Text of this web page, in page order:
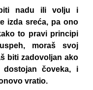
nadu ili volju i
izda sreća, pa ono
to pravi principi
moraš svoj
biti zadovoljan ako
čoveka, i
vratio.